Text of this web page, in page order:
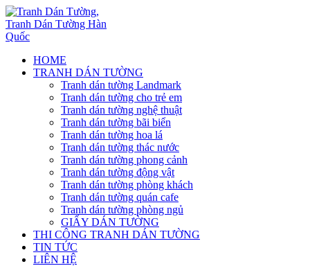
HOME
TRANH DÁN TƯỜNG
Tranh dán tường Landmark
Tranh dán tường cho trẻ em
Tranh dán tường nghệ thuật
Tranh dán tường bãi biển
Tranh dán tường hoa lá
Tranh dán tường thác nước
Tranh dán tường phong cảnh
Tranh dán tường động vật
Tranh dán tường phòng khách
Tranh dán tường quán cafe
Tranh dán tường phòng ngủ
GIẤY DÁN TƯỜNG
THI CÔNG TRANH DÁN TƯỜNG
TIN TỨC
LIÊN HỆ